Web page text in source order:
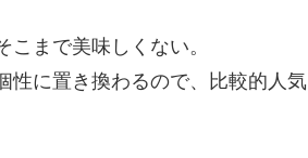
まで美味しくない。
性に置き換わるので、比較的人気